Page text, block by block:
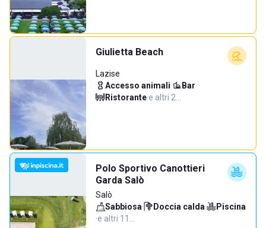
Giulietta Beach
Lazise
Accesso animali· Bar·
Ristorante·e altri 2…
Polo Sportivo Canottieri
Garda Salò
Salò
Sabbiosa· Doccia calda·
Piscina
·e altri 11…